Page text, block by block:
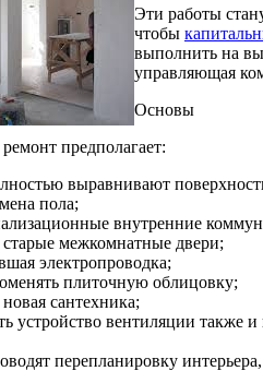
Эти работы
чтобы
выполнить на
управляющая
Основы
предполагает:
выравнивают
пола;
внутренние
межкомнатные двери;
электропроводка;
плиточную облицовку;
сантехника;
устройство вентиляции также
перепланировку